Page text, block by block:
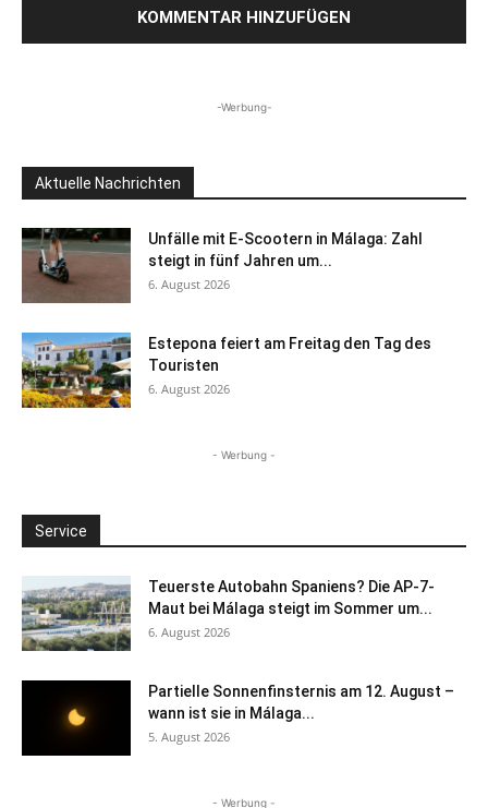
-Werbung-
Aktuelle Nachrichten
Unfälle mit E-Scootern in Málaga: Zahl
steigt in fünf Jahren um...
6. August 2026
Estepona feiert am Freitag den Tag des
Touristen
6. August 2026
- Werbung -
Service
Teuerste Autobahn Spaniens? Die AP-7-
Maut bei Málaga steigt im Sommer um...
6. August 2026
Partielle Sonnenfinsternis am 12. August –
wann ist sie in Málaga...
5. August 2026
- Werbung -